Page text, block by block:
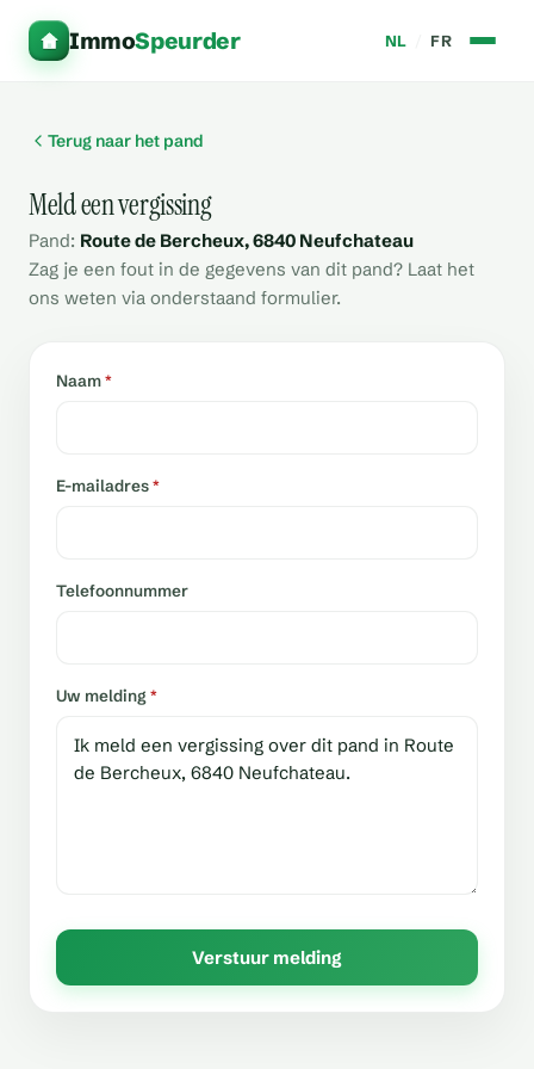
ImmoSpeurder NL FR
Terug naar het pand
Meld een vergissing
Pand: Route de Bercheux, 6840 Neufchateau
Zag je een fout in de gegevens van dit pand? Laat het
ons weten via onderstaand formulier.
Naam*
E-mailadres*
Telefoonnummer
Uw melding *
Verstuur melding